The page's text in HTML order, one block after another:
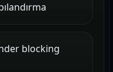
blocking